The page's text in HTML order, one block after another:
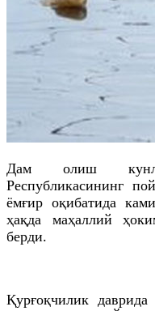
Дам олиш
Республикасининг
ёмғир оқибатида
ҳақда маҳаллий
берди.
Қурғоқчилик даврида